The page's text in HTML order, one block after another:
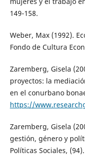
149-158.
Weber, Max (1992).
Fondo de Cultura
Zaremberg, Gisela
proyectos: la
en el conurbano
https://
Zaremberg, Gisela
gestión, género y
Políticas Sociales,